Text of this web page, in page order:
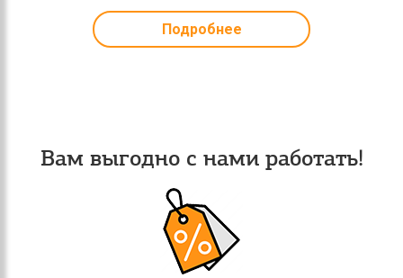
Подробнее
Вам выгодно с нами работать!